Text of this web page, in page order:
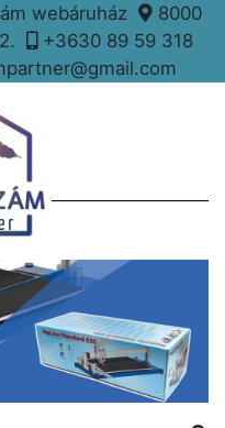
webáruház
8000
+3630 89 59 318